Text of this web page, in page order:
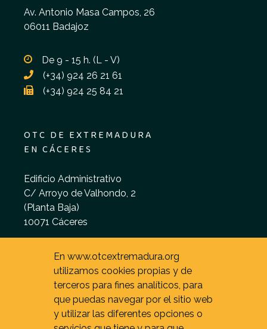
Av. Antonio Masa Campos, 26
06011 Badajoz
De 9 - 15 h. (L - V)
(+34) 924 26 21 61
(+34) 924 25 84 21
OTC DE EXTREMADURA
EN CÁCERES
Edificio Administrativo
C/ Arroyo de Valhondo, 2
(Planta Baja)
10071 Cáceres
De 9 - 15 h. (L - V)
En www.otcextremadura.org
utilizamos cookies propias y de
terceros para fines analíticos, para
que puedas navegar por el sitio web
y utilizar las diferentes opciones o